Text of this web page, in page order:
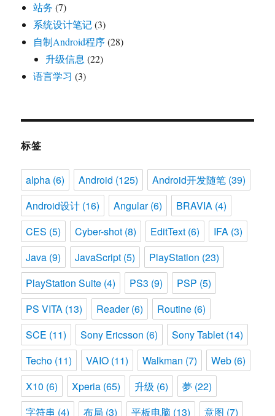
站务 (7)
系统设计笔记(3)
自制Android程序(28)
升级信息 (22)
语言学习 (3)
标签
alpha (6) Android (125) Android开发随笔 (39)
Android设计 (16) Angular(6) BRAVIA (4)
CES (5) Cyber-shot (8) EditText (6) IFA (3)
Java (9) JavaScript (5) PlayStation (23)
PlayStation Suite (4) PS3 (9) PSP (5)
PS VITA (13) Reader(6) Routine (6)
SCE (11) Sony Ericsson (6) Sony Tablet (14)
Techo (11) VAIO (11) Walkman (7) Web (6)
X10 (6) Xperia (65) 升级 (6) 夢 (22)
字符串 (4) 布局 (3) 平板电脑 (13) 意图 (7)